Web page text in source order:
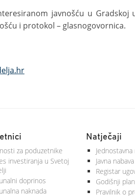
javnošću u Gradskoj
i protokol – glasnogovornica.
za poduzetnike
investiranja u Svetoj
doprinos
naknada
Natječaji
Jednostavna
Javna nabava
Registar
Godišnji
Pravilnik o